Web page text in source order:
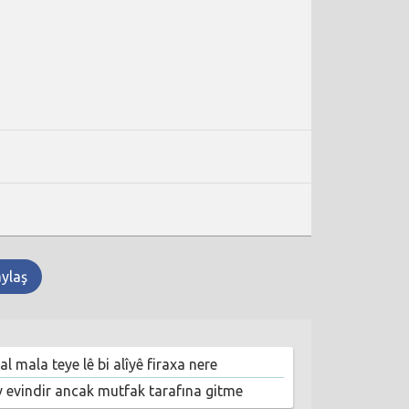
mala teye lê bi alîyê firaxa nere
evindir ancak mutfak tarafına gitme